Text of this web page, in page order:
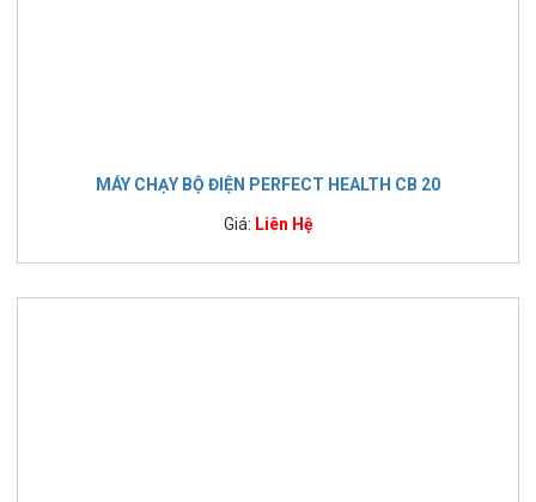
MÁY CHẠY BỘ ĐIỆN PERFECT HEALTH CB 20
Giá: Liên Hệ